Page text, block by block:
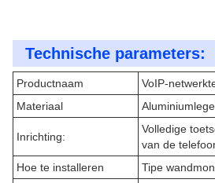
Technische parameters:
Productnaam
VoIP-
Materiaal
Inrichting:
Volledige
van de
Hoe te installeren
Tipe